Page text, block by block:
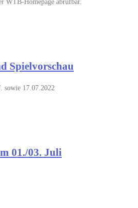
Spielvorschau
sowie 17.07.2022
01./03. Juli